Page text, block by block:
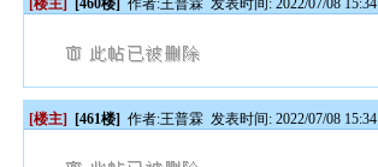
[楼主] [460楼] 作者:王普霖 发表时间: 2022/07/08 15:34
[楼主] [461楼] 作者:王普霖 发表时间: 2022/07/08 15:34